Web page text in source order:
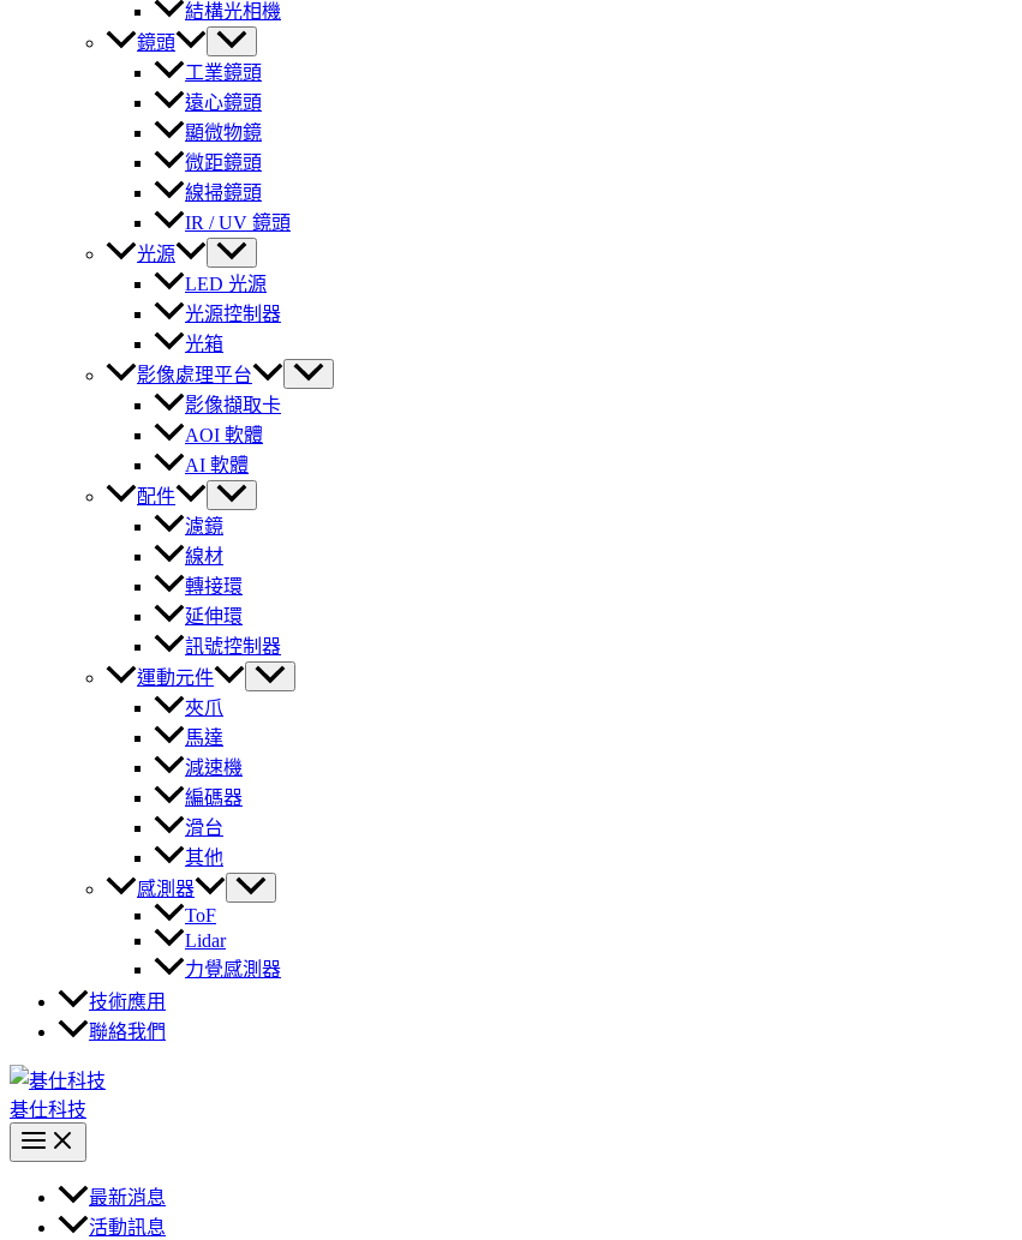
結構光相機
鏡頭
工業鏡頭
遠心鏡頭
顯微物鏡
微距鏡頭
線掃鏡頭
IR / UV 鏡頭
光源
LED 光源
光源控制器
光箱
影像處理平台
影像擷取卡
AOI 軟體
AI 軟體
配件
濾鏡
線材
轉接環
延伸環
訊號控制器
運動元件
夾爪
馬達
減速機
編碼器
滑台
其他
感測器
ToF
Lidar
力覺感測器
技術應用
聯絡我們
碁仕科技
最新消息
活動訊息